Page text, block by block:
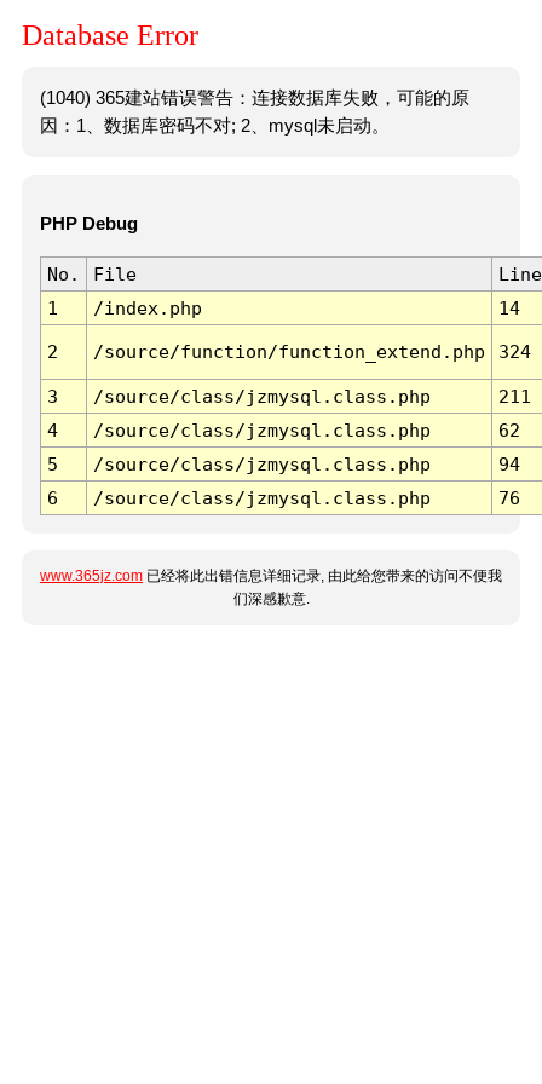
Database Error
(1040) 365建站错误警告：连接数据库失败，可能的原
因：1、数据库密码不对; 2、mysql未启动。
PHP Debug
No. File
Line
1
/index.php 14
2 /source/function/function_extend.php 324
3 /source/class/jzmysql.class.php
211
4
/source/class/jzmysql.class.php
62
5
/source/class/jzmysql.class.php
94
6
/source/class/jzmysql.class.php 76
www.365jz.com 已经将此出错信息详细记录, 由此给您带来的访问不便我
们深感歉意.